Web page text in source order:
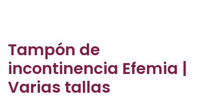
Tampón de
incontinencia Efemia |
Varias tallas